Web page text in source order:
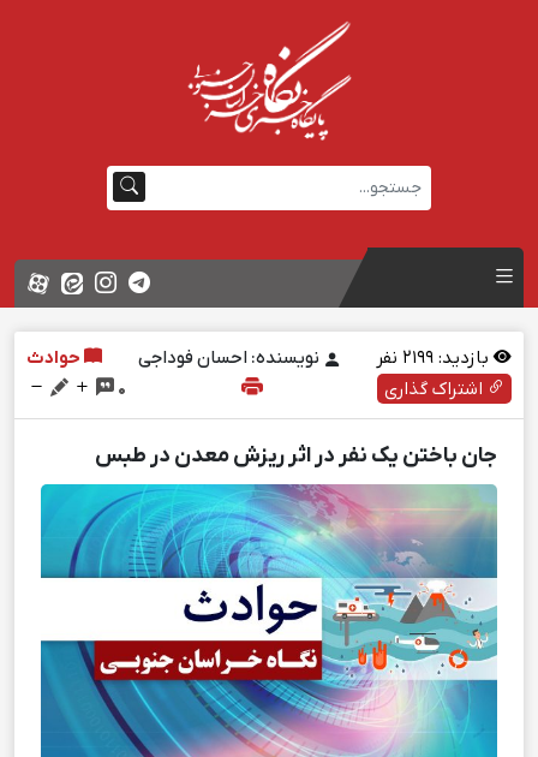
بازدید: نفر نویسنده: احسان فوداجی
حوادث
اشتراک گذاری
0
جان باختن یک نفر در اثر ریزش معدن در طبس